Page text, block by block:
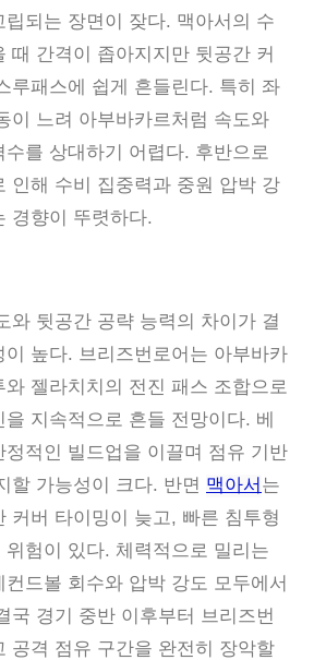
되는 장면이 잦다. 맥아서의 수
때 간격이 좁아지지만 뒷공간 커
루패스에 쉽게 흔들린다. 특히 좌
이 느려 아부바카르처럼 속도와
를 상대하기 어렵다. 후반으로
인해 수비 집중력과 중원 압박 강
경향이 뚜렷하다.
와 뒷공간 공략 능력의 차이가 결
이 높다. 브리즈번로어는 아부바카
와 젤라치치의 전진 패스 조합으로
을 지속적으로 흔들 전망이다. 베
정적인 빌드업을 이끌며 점유 기반
할 가능성이 크다. 반면 맥아서 는
커버 타이밍이 늦고, 빠른 침투형
위험이 있다. 체력적으로 밀리는
드볼 회수와 압박 강도 모두에서
국 경기 중반 이후부터 브리즈번
공격 점유 구간을 완전히 장악할